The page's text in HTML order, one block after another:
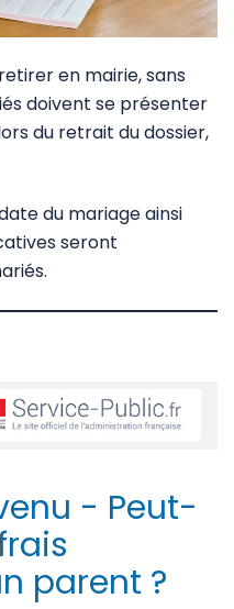
en mairie, sans
doivent se présenter
du retrait du dossier,
du mariage ainsi
seront
- Peut-
parent ?